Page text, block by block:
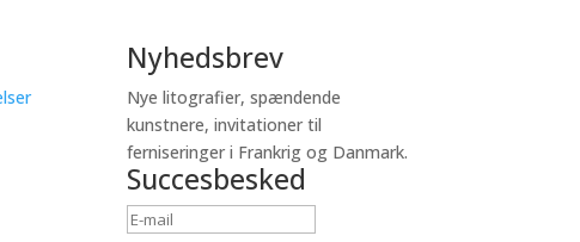
Nyhedsbrev
Nye litografier, spændende
kunstnere, invitationer til
ferniseringer i Frankrig og Danmark.
Succesbesked